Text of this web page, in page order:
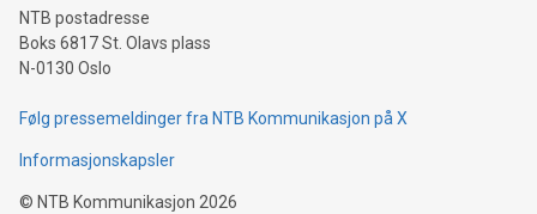
NTB postadresse
Boks 6817 St. Olavs plass
N-0130 Oslo
Følg pressemeldinger fra NTB Kommunikasjon på X
Informasjonskapsler
© NTB Kommunikasjon 2026